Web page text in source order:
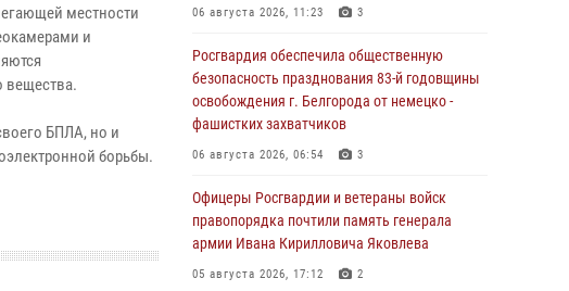
местности
и
вещества.
БПЛА, но и
борьбы.
06 августа 2026, 11:23 3
Росгвардия обеспечила общественную
безопасность празднования 83-й годовщины
освобождения г. Белгорода от немецко -
фашистких захватчиков
06 августа 2026, 06:54 3
Офицеры Росгвардии и ветераны войск
правопорядка почтили память генерала
армии Ивана Кирилловича Яковлева
05 августа 2026, 17:12 2